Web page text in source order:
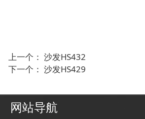
上一个： 沙发HS432
下一个： 沙发HS429
网站导航